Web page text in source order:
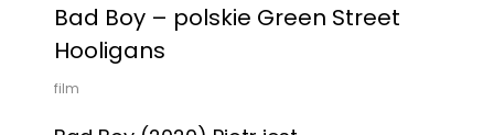
Bad Boy – polskie Green Street
Hooligans
film